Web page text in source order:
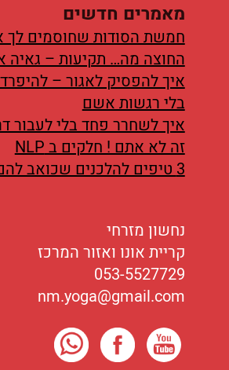
מאמרים חדשים
חמשת הסודות שחוסמים לך
החוצה מה… תקיעות – גאיה
איך להפסיק לאגור –
בלי רגשות אשם
איך לשחרר פחד בלי לעבור
זה לא אתם ! חלקים ב NLP
3 טיפים להלכנים שכואב להם הגב
נחשון מזרחי
קריית אונו ואזור המרכז
053-5527729
nm.yoga@gmail.com